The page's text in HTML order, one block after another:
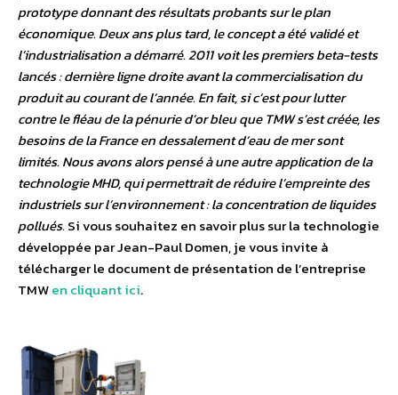
prototype donnant des résultats probants sur le plan
économique. Deux ans plus tard, le concept a été validé et
l’industrialisation a démarré. 2011 voit les premiers beta-tests
lancés : dernière ligne droite avant la commercialisation du
produit au courant de l’année. En fait, si c’est pour lutter
contre le fléau de la pénurie d’or bleu que TMW s’est créée, les
besoins de la France en dessalement d’eau de mer sont
limités. Nous avons alors pensé à une autre application de la
technologie MHD, qui permettrait de réduire l’empreinte des
industriels sur l’environnement : la concentration de liquides
pollués.Si vous souhaitez en savoir plus sur la technologie
développée par Jean-Paul Domen, je vous invite à
télécharger le document de présentation de l’entreprise
TMWen cliquant ici.